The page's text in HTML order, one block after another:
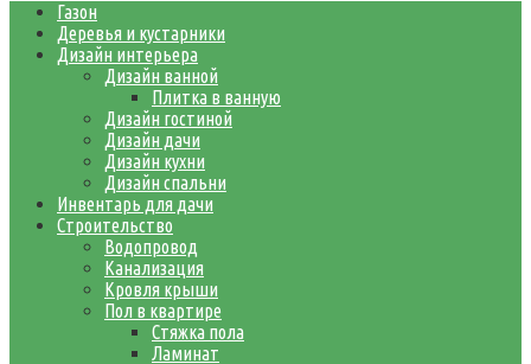
Газон
Деревья и кустарники
Дизайн интерьера
Дизайн ванной
Плитка в ванную
Дизайн гостиной
Дизайн дачи
Дизайн кухни
Дизайн спальни
Инвентарь для дачи
Строительство
Водопровод
Канализация
Кровля крыши
Пол в квартире
Стяжка пола
Ламинат